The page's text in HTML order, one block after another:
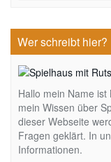
Wer schreibt hier?
Hallo mein Name
mein Wissen über
dieser Webseite
Fragen geklärt. In
Informationen.